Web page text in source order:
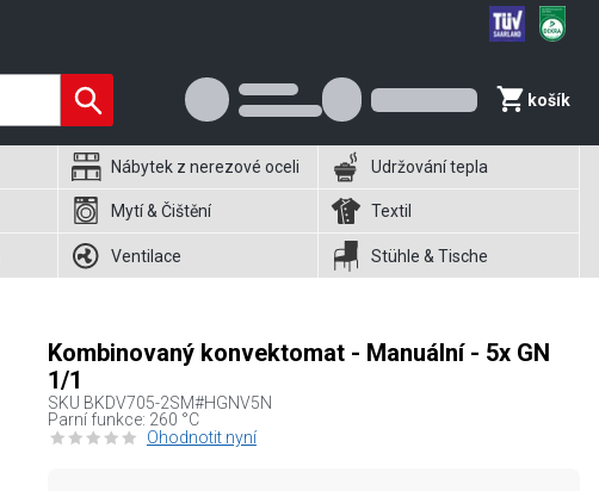
košík
Nábytek z nerezové oceli Udržování tepla
Mytí & Čištění Textil
Ventilace Stühle & Tische
Kombinovaný konvektomat - Manuální - 5x GN
1/1
SKU BKDV705-2SM#HGNV5N
Parní funkce: 260 °C
Ohodnotit nyní